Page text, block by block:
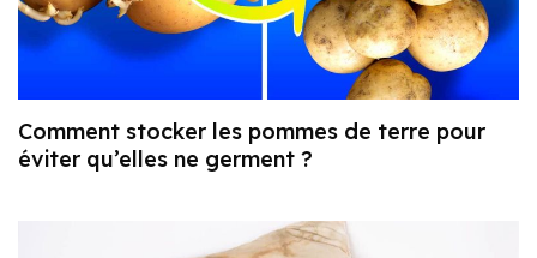
Comment stocker les pommes de terre pour
éviter qu’elles ne germent ?